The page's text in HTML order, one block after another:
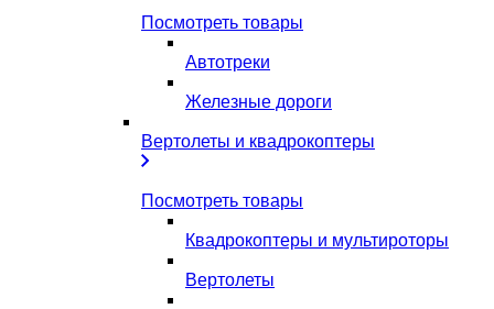
Посмотреть товары
Автотреки
Железные дороги
Вертолеты и квадрокоптеры
Посмотреть товары
Квадрокоптеры и мультироторы
Вертолеты